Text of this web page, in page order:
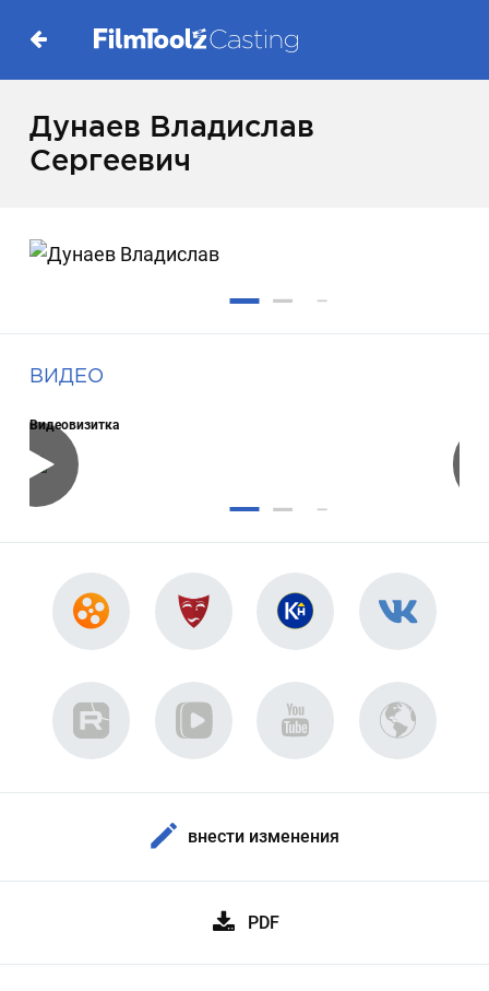
Дунаев Владислав
Сергеевич
ВИДЕО
Видеовизитка
внести изменения
PDF